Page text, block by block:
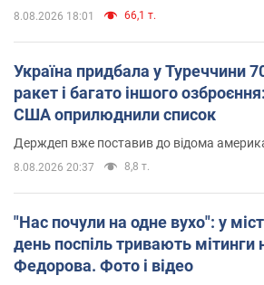
8.08.2026 18:01 66,1 т.
Україна придбала у Туреччини
ракет і багато іншого
США оприлюднили список
Держдеп вже поставив до відома
8.08.2026 20:37 8,8 т.
"Нас почули на одне вухо": у
день поспіль тривають мітинги
Федорова. Фото і відео